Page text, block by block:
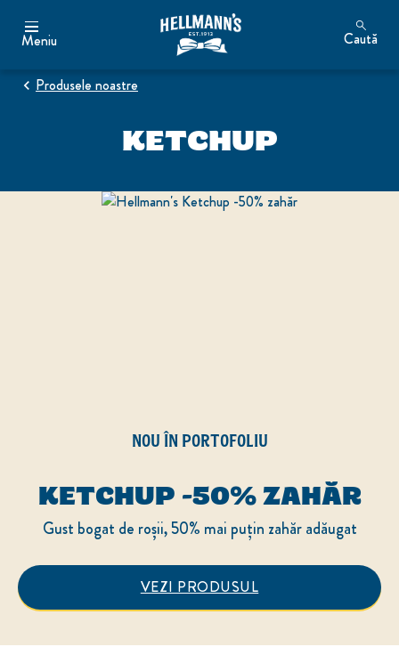
Meniu Caută
Produsele noastre
KETCHUP
NOU ÎN PORTOFOLIU
KETCHUP -50% ZAHĂR
Gust bogat de roșii, 50% mai puțin zahăr adăugat
VEZI PRODUSULKetchup -50% zahăr